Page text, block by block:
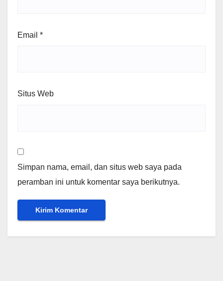
Email *
Situs Web
Simpan nama, email, dan situs web saya pada
peramban ini untuk komentar saya berikutnya.